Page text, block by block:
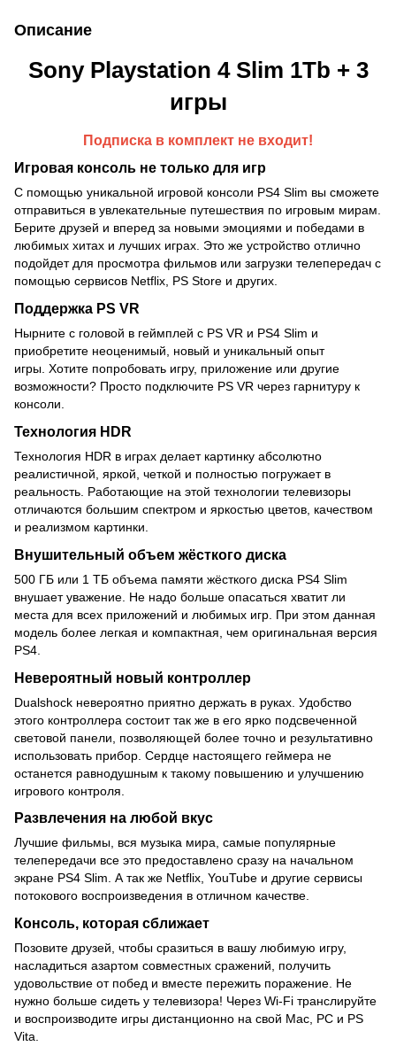
Описание
Sony Playstation 4 Slim 1Tb + 3
игры
Подписка в комплект не входит!
Игровая консоль не только для игр
С помощью уникальной игровой консоли PS4 Slim вы сможете
отправиться в увлекательные путешествия по игровым мирам.
Берите друзей и вперед за новыми эмоциями и победами в
любимых хитах и лучших играх. Это же устройство отлично
подойдет для просмотра фильмов или загрузки телепередач с
помощью сервисов Netflix, PS Store и других.
Поддержка PS VR
Нырните с головой в геймплей с PS VR и PS4 Slim и
приобретите неоценимый, новый и уникальный опыт
игры. Хотите попробовать игру, приложение или другие
возможности? Просто подключите PS VR через гарнитуру к
консоли.
Технология HDR
Технология HDR в играх делает картинку абсолютно
реалистичной, яркой, четкой и полностью погружает в
реальность. Работающие на этой технологии телевизоры
отличаются большим спектром и яркостью цветов, качеством
и реализмом картинки.
Внушительный объем жёсткого диска
500 ГБ или 1 ТБ объема памяти жёсткого диска PS4 Slim
внушает уважение. Не надо больше опасаться хватит ли
места для всех приложений и любимых игр. При этом данная
модель более легкая и компактная, чем оригинальная версия
PS4.
Невероятный новый контроллер
Dualshock невероятно приятно держать в руках. Удобство
этого контроллера состоит так же в его ярко подсвеченной
световой панели, позволяющей более точно и результативно
использовать прибор. Сердце настоящего геймера не
останется равнодушным к такому повышению и улучшению
игрового контроля.
Развлечения на любой вкус
Лучшие фильмы, вся музыка мира, самые популярные
телепередачи все это предоставлено сразу на начальном
экране PS4 Slim. А так же Netflix, YouTube и другие сервисы
потокового воспроизведения в отличном качестве.
Консоль, которая сближает
Позовите друзей, чтобы сразиться в вашу любимую игру,
насладиться азартом совместных сражений, получить
удовольствие от побед и вместе пережить поражение. Не
нужно больше сидеть у телевизора! Через Wi-Fi транслируйте
и воспроизводите игры дистанционно на свой Mac, PC и PS
Vita.